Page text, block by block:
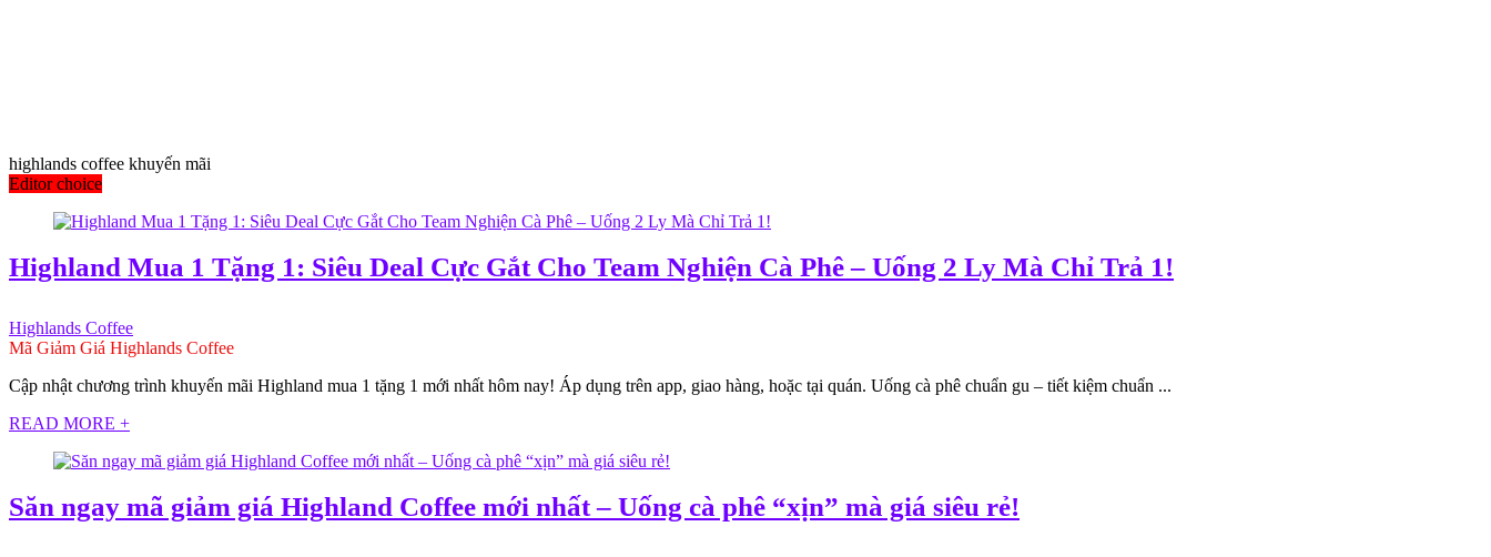
highlands coffee khuyến mãi
Editor choice
Highland Mua 1 Tặng 1: Siêu Deal Cực Gắt Cho Team Nghiện Cà Phê – Uống 2 Ly Mà Chỉ Trả 1!
Highlands Coffee
Mã Giảm Giá Highlands Coffee
Cập nhật chương trình khuyến mãi Highland mua 1 tặng 1 mới nhất hôm nay! Áp dụng trên app, giao hàng, hoặc tại quán. Uống cà phê chuẩn gu – tiết kiệm chuẩn ...
READ MORE +
Săn ngay mã giảm giá Highland Coffee mới nhất – Uống cà phê “xịn” mà giá siêu rẻ!